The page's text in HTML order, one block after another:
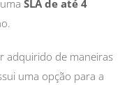
SLA de até 4
adquirido de maneiras
uma opção para a